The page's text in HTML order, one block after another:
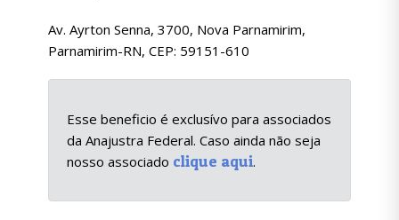
Av. Ayrton Senna, 3700, Nova Parnamirim,
Parnamirim-RN, CEP: 59151-610
Esse beneficio é exclusívo para associados
da Anajustra Federal. Caso ainda não seja
nosso associado clique aqui.